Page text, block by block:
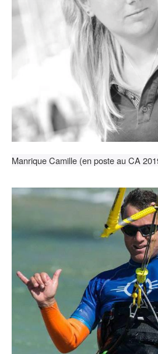
Manrique Camille (en poste au CA